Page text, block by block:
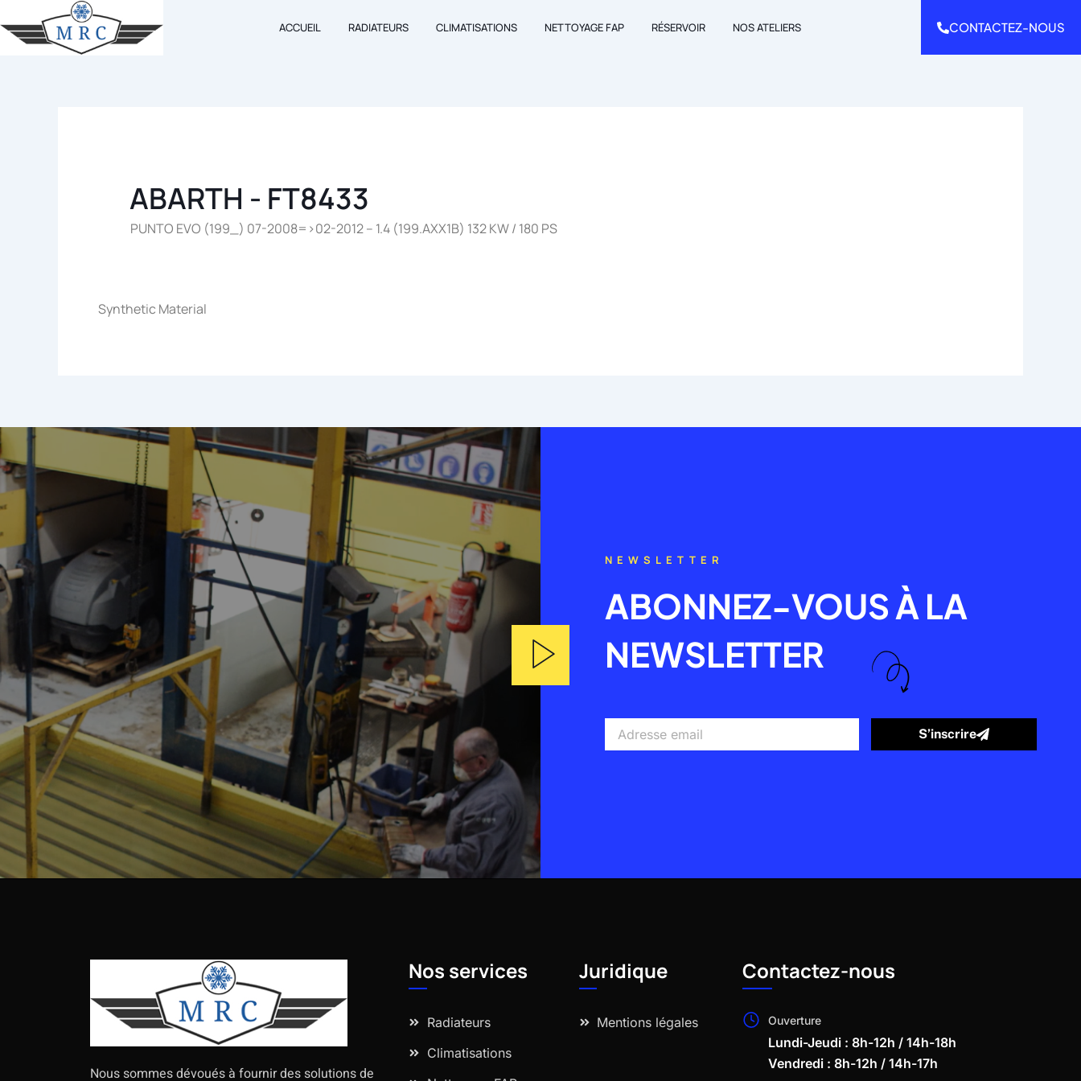
au
ACCUEIL RADIATEURS CLIMATISATIONS NETTOYAGE FAP RÉSERVOIR NOS ATELIERS CONTACTEZ-NOUS
ABARTH - FT8433
PUNTO EVO (199_) 07-2008=>02-2012 – 1.4 (199.AXX1B) 132 KW / 180 PS
Synthetic Material
NEWSLETTER
ABONNEZ-VOUS À LA
NEWSLETTER
email
S’inscrire
Nous sommes dévoués à fournir des solutions de
Nos services
Radiateurs
Climatisations
Juridique
Mentions légales
Contactez-nous
Ouverture
Lundi-Jeudi : 8h-12h / 14h-18h
Vendredi : 8h-12h / 14h-17h